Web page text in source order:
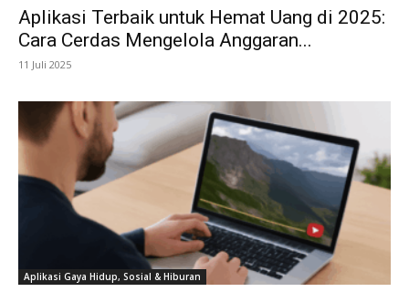
Aplikasi Terbaik untuk Hemat Uang di 2025:
Cara Cerdas Mengelola Anggaran...
11 Juli 2025
Aplikasi Gaya Hidup, Sosial & Hiburan